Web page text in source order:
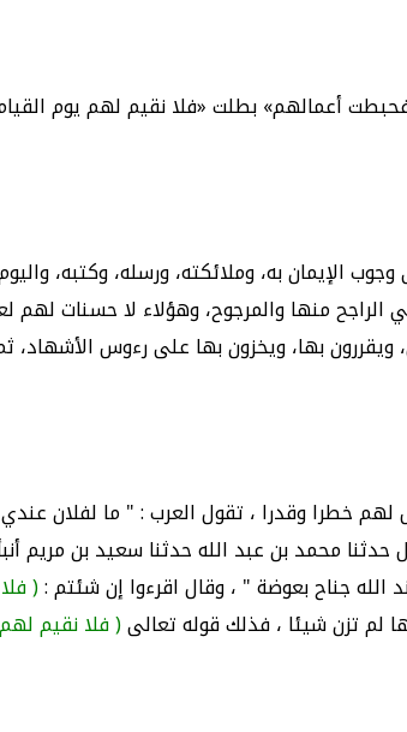
أعمالهم» بطلت «فلا نقيم لهم يوم
الإيمان به، وملائكته، ورسله، وكتبه،
الراجح منها والمرجوح، وهؤلاء لا حسنات لهم
بها، ويخزون بها على رءوس الأشهاد،
لهم خطرا وقدرا ، تقول العرب : " ما لفلان
محمد بن عبد الله حدثنا سعيد بن مريم
الله جناح بعوضة " ، وقال اقرءوا إن شئتم :(
لم تزن شيئا ، فذلك قوله تعالى( فلا نقيم